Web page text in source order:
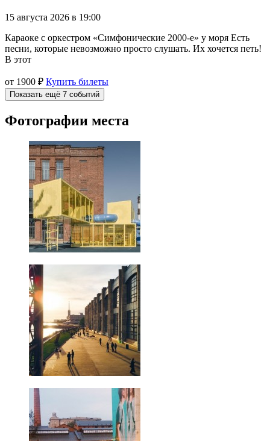
15 августа 2026 в 19:00
Караоке с оркестром «Симфонические 2000-е» у моря Есть
песни, которые невозможно просто слушать. Их хочется петь!
В этот
от 1900 ₽ Купить билеты
Показать ещё 7 событий
Фотографии места